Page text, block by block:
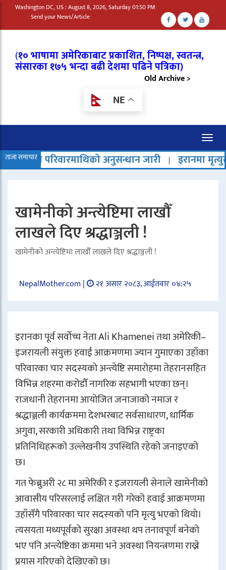
Washington DC, US : August 8, 2026, Saturday 01:50 PM
Send your News/Article
(१० भाषामा अमेरिकाबाट प्रकाशित, निष्पक्ष, स्वतन्त्र,
संसारका १७५ भन्दा बढी देशमा पढिने पत्रिका)
Old Archive >
NE
ताजा समाचार अनुसन्धान जारी | इरानमा मृत्युदण्ड बढेको
खामेनीको अन्त्येष्टिमा लाखौँ
लाखले दिए श्रद्धाञ्जली !
खामेनीको अन्त्येष्टिमा लाखौँ लाखले दिए श्रद्धाञ्जली !
NepalMother.com | २१ असार २०८३, आईतवार ०४:२५
इरानका पूर्व सर्वोच्च नेताAli Khameneiतथा अमेरिकी–
इजरायली संयुक्त हवाई आक्रमणमा ज्यान गुमाएका उहाँका
परिवारका चार सदस्यको अन्त्येष्टि समारोहमा तेहरानसहित
विभिन्न शहरमा करोडौँ नागरिक सहभागी भएका छन्।
राजधानी तेहरानमा आयोजित जनाजाको नमाज र
श्रद्धाञ्जली कार्यक्रममा देशभरबाट सर्वसाधारण, धार्मिक
अगुवा, सरकारी अधिकारी तथा विभिन्न राष्ट्रका
प्रतिनिधिहरूको उल्लेखनीय उपस्थिति रहेको जनाइएको
छ।
गत फेब्रुअरी २८ मा अमेरिकी र इजरायली सेनाले खामेनीको
आवासीय परिसरलाई लक्षित गरी गरेको हवाई आक्रमणमा
उहाँसँगै परिवारका चार सदस्यको पनि मृत्यु भएको थियो।
त्यसयता मध्यपूर्वको सुरक्षा अवस्था थप तनावपूर्ण बनेको
भए पनि अन्त्येष्टिका क्रममा भने अवस्था नियन्त्रणमा राख्ने
प्रयास गरिएको देखिएको छ।